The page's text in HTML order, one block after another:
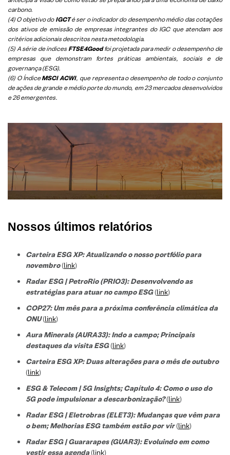
carbono.
(4) O objetivo do IGCTé ser o indicador do desempenho médio das cotações
dos ativos de emissão de empresas integrantes do IGC que atendam aos
critérios adicionais descritos nesta metodologia.
(5) A série de índices FTSE4Goodfoi projetada para medir o desempenho de
empresas que demonstram fortes práticas ambientais, sociais e de
governança (ESG).
(6) O ÍndiceMSCI ACWI, que representa o desempenho de todo o conjunto
de ações de grande e médio porte do mundo, em 23 mercados desenvolvidos
e 26 emergentes.
Nossos últimos relatórios
Carteira ESG XP: Atualizando o nosso portfólio para
novembro(link)
Radar ESG | PetroRio (PRIO3): Desenvolvendo as
estratégias para atuar no campo ESG(link)
COP27: Um mês para a próxima conferência climática da
ONU(link)
Aura Minerals (AURA33): Indo a campo; Principais
destaques da visita ESG(link)
Carteira ESG XP: Duas alterações para o mês de outubro
(link)
ESG & Telecom | 5G Insights; Capítulo 4: Como o uso do
5G pode impulsionar a descarbonização?(link)
Radar ESG | Eletrobras (ELET3): Mudanças que vêm para
o bem; Melhorias ESG também estão por vir(link)
Radar ESG | Guararapes (GUAR3): Evoluindo em como
vestir essa agenda(link)